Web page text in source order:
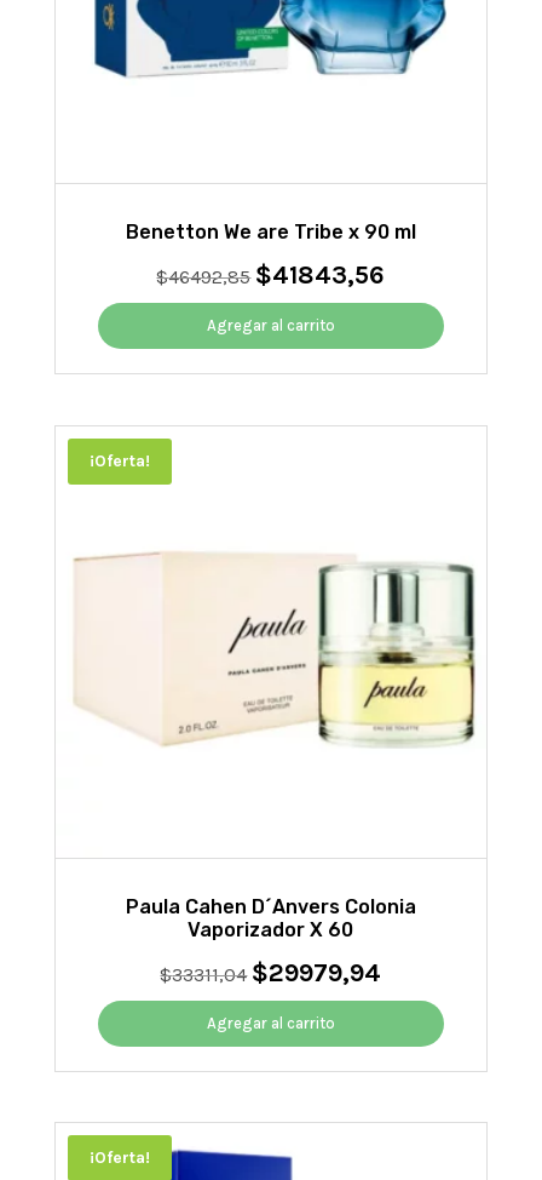
Benetton We are Tribe x 90 ml
$46492,85 El
precio
original
era:
$46492,85.
$41843,56
precio
es:
$41843,56.
Agregar al carrito
¡Oferta!
Paula Cahen D´Anvers Colonia
Vaporizador X 60
$33311,04 El
precio
original
era:
$33311,04.
$29979,94
precio
es:
$29979,94.
Agregar al carrito
¡Oferta!